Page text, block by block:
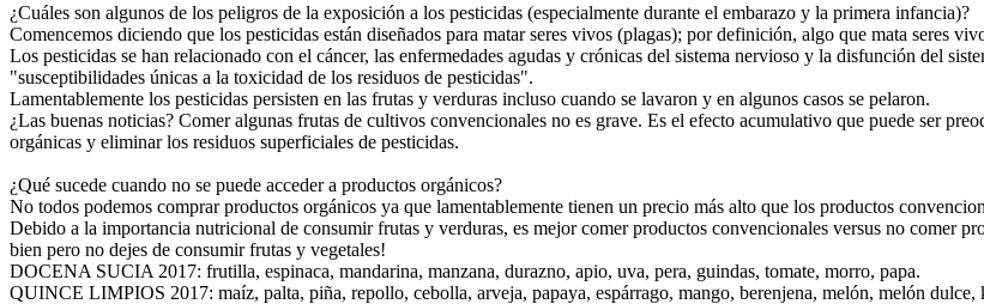
¿Cuáles son algunos de los peligros de la exposición a los pesticidas (especialmente durante el embarazo y la primera infancia)?
Comencemos diciendo que los pesticidas están diseñados para matar seres vivos (plagas); por definición, algo que mata seres
Los pesticidas se han relacionado con el cáncer, las enfermedades agudas y crónicas del sistema nervioso y la disfunción del
"susceptibilidades únicas a la toxicidad de los residuos de pesticidas".
Lamentablemente los pesticidas persisten en las frutas y verduras incluso cuando se lavaron y en algunos casos se pelaron.
¿Las buenas noticias? Comer algunas frutas de cultivos convencionales no es grave. Es el efecto acumulativo que puede ser
orgánicas y eliminar los residuos superficiales de pesticidas.
¿Qué sucede cuando no se puede acceder a productos orgánicos?
No todos podemos comprar productos orgánicos ya que lamentablemente tienen un precio más alto que los productos
Debido a la importancia nutricional de consumir frutas y verduras, es mejor comer productos convencionales versus no comer
bien pero no dejes de consumir frutas y vegetales!
DOCENA SUCIA 2017: frutilla, espinaca, mandarina, manzana, durazno, apio, uva, pera, guindas, tomate, morro, papa.
QUINCE LIMPIOS 2017: maíz, palta, piña, repollo, cebolla, arveja, papaya, espárrago, mango, berenjena, melón, melón